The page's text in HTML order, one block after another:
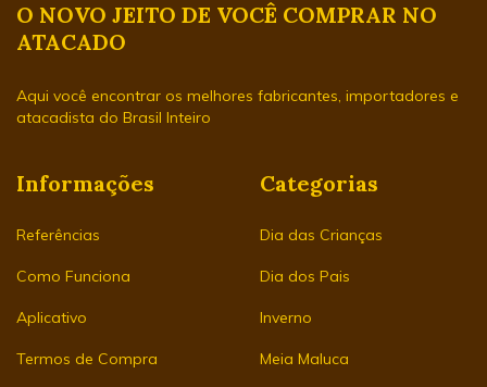
O NOVO JEITO DE VOCÊ COMPRAR NO
ATACADO
Aqui você encontrar os melhores fabricantes, importadores e
atacadista do Brasil Inteiro
Informações
Referências
Como Funciona
Aplicativo
Termos de Compra
Categorias
Dia das Crianças
Dia dos Pais
Inverno
Meia Maluca